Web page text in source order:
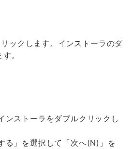
ックします。インストーラのダ
。
ンストーラをダブルクリックし
る」を選択して「次へ(N)」を